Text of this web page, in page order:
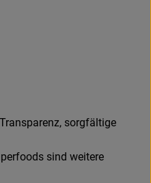
sorgfältige
sind weitere